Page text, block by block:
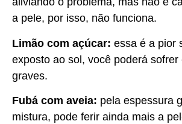
a pele, por isso, não funciona.
Limão com açúcar: essa é a pior
exposto ao sol, você poderá sofrer
graves.
Fubá com aveia: pela espessura
mistura, pode ferir ainda mais a